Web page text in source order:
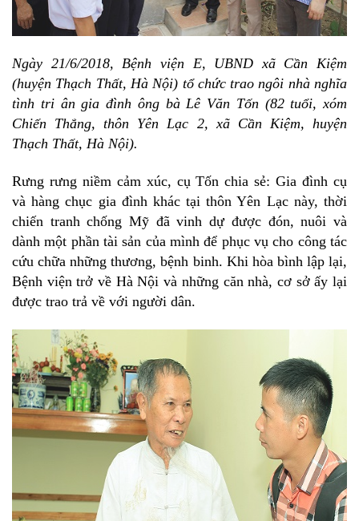
Ngày 21/6/2018, Bệnh viện E, UBND xã Cần Kiệm
(huyện Thạch Thất, Hà Nội) tổ chức trao ngôi nhà nghĩa
tình tri ân gia đình ông bà Lê Văn Tốn (82 tuổi, xóm
Chiến Thắng, thôn Yên Lạc 2, xã Cần Kiệm, huyện
Thạch Thất, Hà Nội).
Rưng rưng niềm cảm xúc, cụ Tốn chia sẻ: Gia đình cụ
và hàng chục gia đình khác tại thôn Yên Lạc này, thời
chiến tranh chống Mỹ đã vinh dự được đón, nuôi và
dành một phần tài sản của mình để phục vụ cho công tác
cứu chữa những thương, bệnh binh. Khi hòa bình lập lại,
Bệnh viện trở về Hà Nội và những căn nhà, cơ sở ấy lại
được trao trả về với người dân.